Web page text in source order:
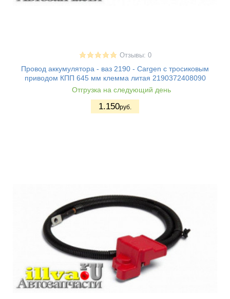
Отзывы: 0
Провод аккумулятора - ваз 2190 - Cargen с тросиковым
приводом КПП 645 мм клемма литая 2190372408090
Отгрузка на следующий день
1.150руб.